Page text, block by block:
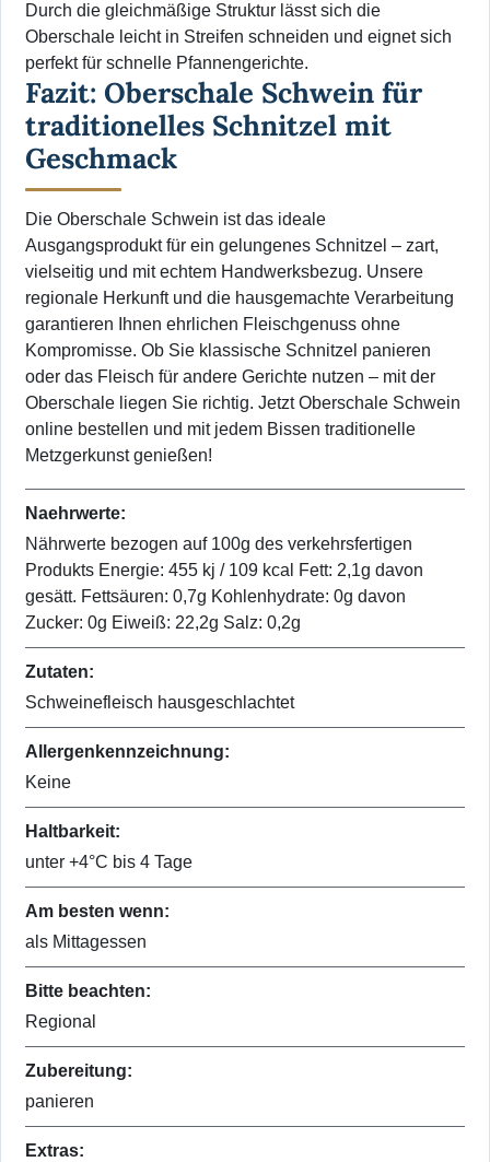
Durch die gleichmäßige Struktur lässt sich die
Oberschale leicht in Streifen schneiden und eignet sich
perfekt für schnelle Pfannengerichte.
Fazit: Oberschale Schwein für
traditionelles Schnitzel mit
Geschmack
Die Oberschale Schwein ist das ideale
Ausgangsprodukt für ein gelungenes Schnitzel – zart,
vielseitig und mit echtem Handwerksbezug. Unsere
regionale Herkunft und die hausgemachte Verarbeitung
garantieren Ihnen ehrlichen Fleischgenuss ohne
Kompromisse. Ob Sie klassische Schnitzel panieren
oder das Fleisch für andere Gerichte nutzen – mit der
Oberschale liegen Sie richtig. Jetzt Oberschale Schwein
online bestellen und mit jedem Bissen traditionelle
Metzgerkunst genießen!
Naehrwerte:
Nährwerte bezogen auf 100g des verkehrsfertigen
Produkts Energie: 455 kj / 109 kcal Fett: 2,1g davon
gesätt. Fettsäuren: 0,7g Kohlenhydrate: 0g davon
Zucker: 0g Eiweiß: 22,2g Salz: 0,2g
Zutaten:
Schweinefleisch hausgeschlachtet
Allergenkennzeichnung:
Keine
Haltbarkeit:
unter +4°C bis 4 Tage
Am besten wenn:
als Mittagessen
Bitte beachten:
Regional
Zubereitung:
panieren
Extras: